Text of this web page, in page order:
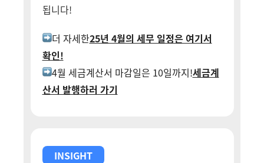
됩니다!
더 자세한25년 4월의 세무 일정은 여기서
확인!
4월 세금계산서 마감일은 10일까지!세금계
산서 발행하러 가기
INSIGHT